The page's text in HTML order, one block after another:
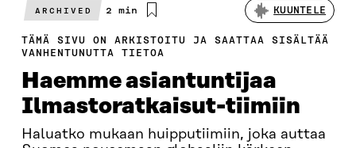
ARCHIVED
Arvioitu
2 min KUUNTELE
TÄMÄ SIVU ON ARKISTOITU JA SAATTAA SISÄLTÄÄ
VANHENTUNUTTA TIETOA
Haemme asiantuntijaa
Ilmastoratkaisut-tiimiin
Haluatko mukaan huipputiimiin, joka auttaa